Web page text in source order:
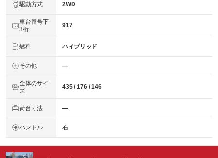
駆動方式 2WD
車台番号下
3桁
917
燃料 ハイブリッド
その他 ―
全体のサイ
ズ
435 / 176 / 146
荷台寸法 ―
ハンドル 右